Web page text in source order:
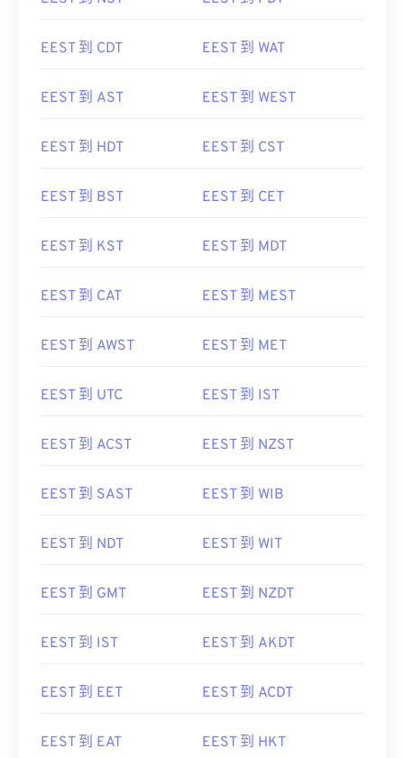
EEST 到 CDT EEST 到 WAT
EEST 到 AST EEST 到 WEST
EEST 到 HDT EEST 到 CST
EEST 到 BST EEST 到 CET
EEST 到 KST EEST 到 MDT
EEST 到 CAT EEST 到 MEST
EEST 到 AWST EEST 到 MET
EEST 到 UTC EEST 到 IST
EEST 到 ACST EEST 到 NZST
EEST 到 SAST EEST 到 WIB
EEST 到 NDT EEST 到 WIT
EEST 到 GMT EEST 到 NZDT
EEST 到 IST EEST 到 AKDT
EEST 到 EET EEST 到 ACDT
EEST 到 EAT EEST 到 HKT